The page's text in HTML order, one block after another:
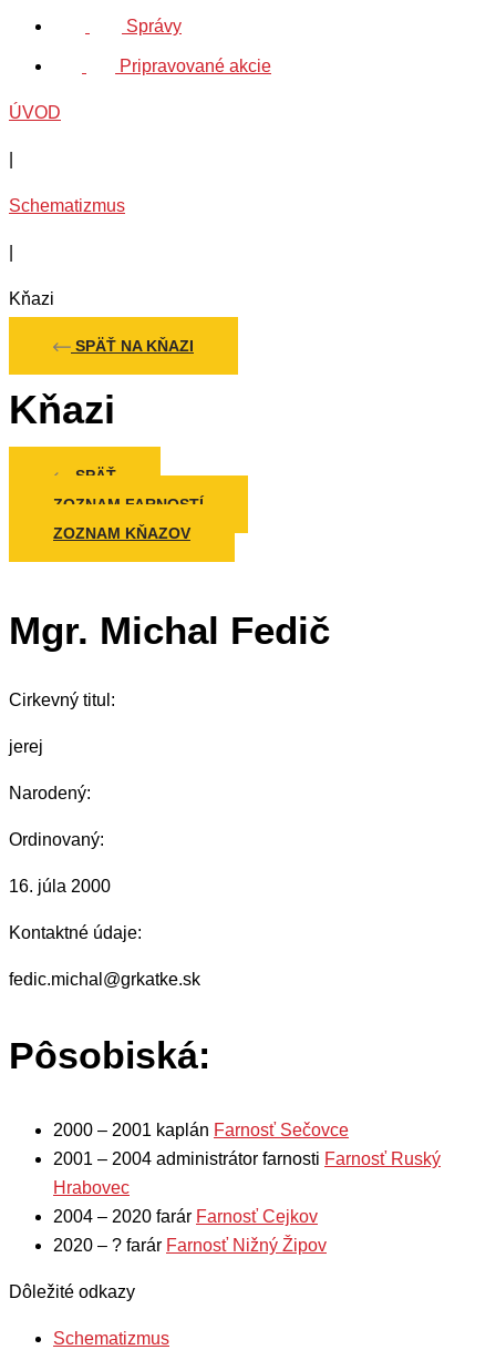
Správy
Pripravované akcie
ÚVOD
Schematizmus
Kňazi
SPÄŤ NA KŇAZI
Kňazi
SPÄŤ
ZOZNAM FARNOSTÍ
ZOZNAM KŇAZOV
Mgr. Michal Fedič
Cirkevný titul:
jerej
Narodený:
Ordinovaný:
16. júla 2000
Kontaktné údaje:
fedic.michal@grkatke.sk
Pôsobiská:
2000 – 2001 kaplán Farnosť Sečovce
2001 – 2004 administrátor farnosti Farnosť Ruský
Hrabovec
2004 – 2020 farár Farnosť Cejkov
2020 – ? farár Farnosť Nižný Žipov
Dôležité odkazy
Schematizmus